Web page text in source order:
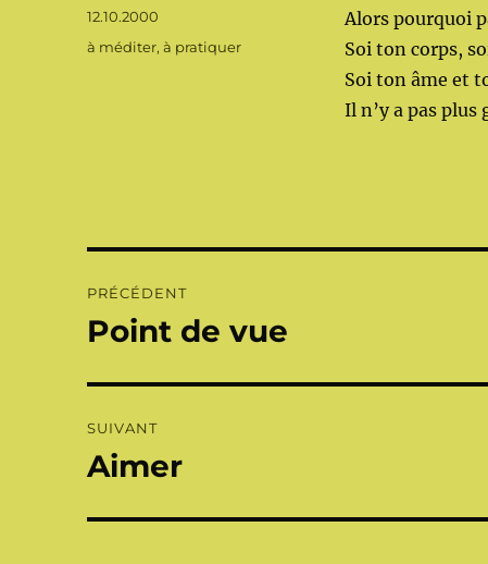
Alors pourquoi
Soi ton corps,
Soi ton âme et
Il n’y a pas plus
Publié
le
12.10.2000
Catégories
à méditer, à pratiquer
de
PRÉCÉDENT
Publication
Point de vue
SUIVANT
Publication
Aimer